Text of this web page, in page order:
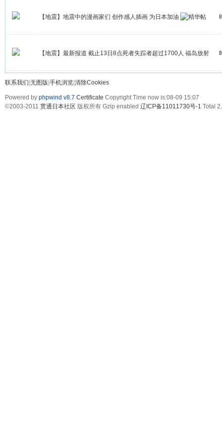
【地震】地震中的漫画家们 创作感人插画 为日本加油
【地震】最新报道 截止13日8点死者失踪者超过1700人 福岛放射
联系我们 无图版 手机浏览 清除Cookies
Powered by phpwind v8.7 Certificate Copyright Time now is:08-09 15:07
©2003-2011 贯通日本社区 版权所有 Gzip enabled 辽ICP备11011730号-1 Total